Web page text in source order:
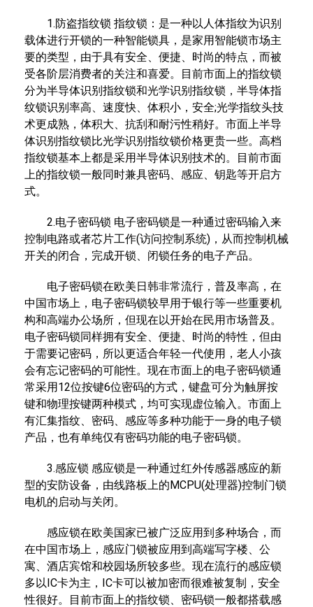
1.防盗指纹锁 指纹锁：是一种以人体指纹为识别
载体进行开锁的一种智能锁具，是家用智能锁市场主
要的类型，由于具有安全、便捷、时尚的特点，而被
受各阶层消费者的关注和喜爱。目前市面上的指纹锁
分为半导体识别指纹锁和光学识别指纹锁，半导体指
纹锁识别率高、速度快、体积小，安全;光学指纹头技
术更成熟，体积大、抗刮和耐污性稍好。市面上半导
体识别指纹锁比光学识别指纹锁价格更贵一些。高档
指纹锁基本上都是采用半导体识别技术的。目前市面
上的指纹锁一般同时兼具密码、感应、钥匙等开启方
式。
2.电子密码锁 电子密码锁是一种通过密码输入来
控制电路或者芯片工作(访问控制系统)，从而控制机械
开关的闭合，完成开锁、闭锁任务的电子产品。
电子密码锁在欧美日韩非常流行，普及率高，在
中国市场上，电子密码锁较早用于银行等一些重要机
构和高端办公场所，但现在以开始在民用市场普及。
电子密码锁同样拥有安全、便捷、时尚的特性，但由
于需要记密码，所以更适合年轻一代使用，老人小孩
会有忘记密码的可能性。现在市面上的电子密码锁通
常采用12位按键6位密码的方式，键盘可分为触屏按
键和物理按键两种模式，均可实现虚位输入。市面上
有汇集指纹、密码、感应等多种功能于一身的电子锁
产品，也有单纯仅有密码功能的电子密码锁。
3.感应锁 感应锁是一种通过红外传感器感应的新
型的安防设备，由线路板上的MCPU(处理器)控制门锁
电机的启动与关闭。
感应锁在欧美国家已被广泛应用到多种场合，而
在中国市场上，感应门锁被应用到高端写字楼、公
寓、酒店宾馆和校园场所较多些。现在流行的感应锁
多以IC卡为主，IC卡可以被加密而很难被复制，安全
性很好。目前市面上的指纹锁、密码锁一般都搭载感